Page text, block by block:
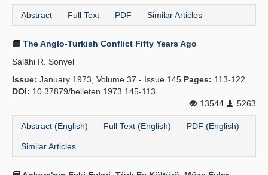
Abstract Full Text PDF Similar Articles
The Anglo-Turkish Conflict Fifty Years Ago
Salâhi R. Sonyel
Issue: January 1973, Volume 37 - Issue 145 Pages: 113-122
DOI: 10.37879/belleten.1973.145-113
13544
5263
Abstract (English) Full Text (English) PDF (English)
Similar Articles